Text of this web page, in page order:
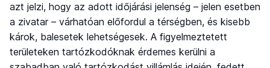
azt jelzi, hogy az adott időjárási jelenség – jelen esetben
a zivatar – várhatóan előfordul a térségben, és kisebb
károk, balesetek lehetségesek. A figyelmeztetett
területeken tartózkodóknak érdemes kerülni a